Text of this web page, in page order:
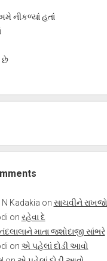
નીકળ્યાં હતાં
છે
Kadakia on સાચવીને રાખજો
on રહેવા દે
માતા જશોદાજી સાંભરે
on એ પહેલાં દોડી આવો